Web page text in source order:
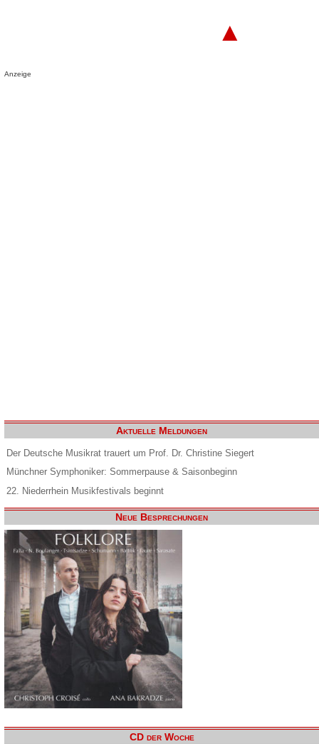
▲
Anzeige
Aktuelle Meldungen
Der Deutsche Musikrat trauert um Prof. Dr. Christine Siegert
Münchner Symphoniker: Sommerpause & Saisonbeginn
22. Niederrhein Musikfestivals beginnt
Neue Besprechungen
CD der Woche